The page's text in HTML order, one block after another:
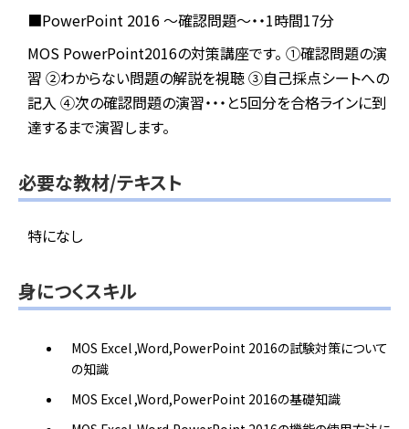
■PowerPoint 2016 ～確認問題～・・1時間17分
MOS PowerPoint2016の対策講座です。 ①確認問題の演
習 ②わからない問題の解説を視聴③自己採点シートへの
記入 ④次の確認問題の演習・・・と5回分を合格ラインに到
達するまで演習します。
必要な教材/テキスト
特になし
身につくスキル
MOS Excel ,Word,PowerPoint 2016の試験対策について
の知識
MOS Excel ,Word,PowerPoint 2016の基礎知識